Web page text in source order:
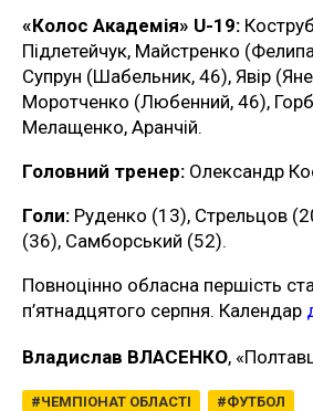
«Колос Академія» U-19:
Підлетейчук, Майстренко
Супрун (Шабельник, 46), Явір
Моротченко (Любенний, 46),
Мелащенко, Аранчій.
Головний тренер: Олександр
Голи: Руденко (13), Стрельцов
(36), Самборський (52).
Повноцінно обласна першість
п’ятнадцятого серпня. Календар
Владислав ВЛАСЕНКО,
ЧЕМПІОНАТ ОБЛАСТІ ФУТБОЛ